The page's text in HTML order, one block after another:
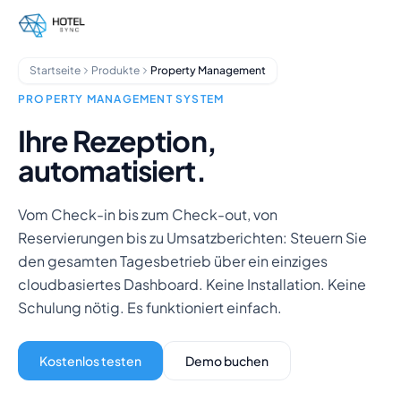
Zum Hauptinhalt springen
Property Management
Channel Manager
Zahlungsabwicklung
Multi-Property-Hub
Housekeeping-App
Hotels
Aparthotels
Ferienunterkünfte
Hausverwalter
Über uns
Integrationen
Blog
Partnerschaften
Startseite Produkte Property Management
PROPERTY MANAGEMENT SYSTEM
Ihre Rezeption,
automatisiert.
Vom Check-in bis zum Check-out, von
Reservierungen bis zu Umsatzberichten: Steuern Sie
den gesamten Tagesbetrieb über ein einziges
cloudbasiertes Dashboard. Keine Installation. Keine
Schulung nötig. Es funktioniert einfach.
Kostenlos testen Demo buchen